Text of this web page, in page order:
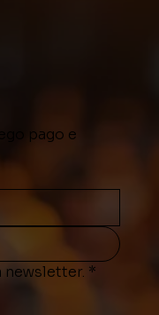
pago e
newsletter. *